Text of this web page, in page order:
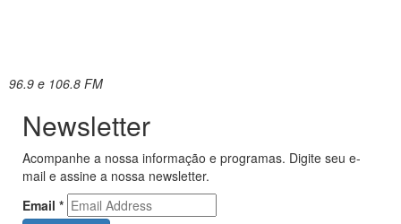
96.9 e 106.8 FM
Newsletter
Acompanhe a nossa informação e programas. Digite seu e-
mail e assine a nossa newsletter.
Email *